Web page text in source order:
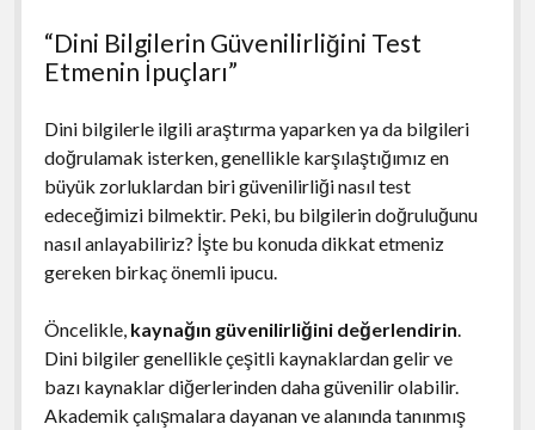
“Dini Bilgilerin Güvenilirliğini Test
Etmenin İpuçları”
Dini bilgilerle ilgili araştırma yaparken ya da bilgileri
doğrulamak isterken, genellikle karşılaştığımız en
büyük zorluklardan biri güvenilirliği nasıl test
edeceğimizi bilmektir. Peki, bu bilgilerin doğruluğunu
nasıl anlayabiliriz? İşte bu konuda dikkat etmeniz
gereken birkaç önemli ipucu.
Öncelikle, kaynağın güvenilirliğini değerlendirin.
Dini bilgiler genellikle çeşitli kaynaklardan gelir ve
bazı kaynaklar diğerlerinden daha güvenilir olabilir.
Akademik çalışmalara dayanan ve alanında tanınmış